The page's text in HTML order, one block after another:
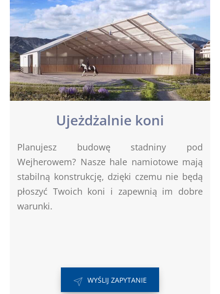
Ujeżdżalnie koni
Planujesz budowę stadniny pod
Wejherowem? Nasze hale namiotowe mają
stabilną konstrukcję, dzięki czemu nie będą
płoszyć Twoich koni i zapewnią im dobre
warunki.
WYŚLIJ ZAPYTANIE